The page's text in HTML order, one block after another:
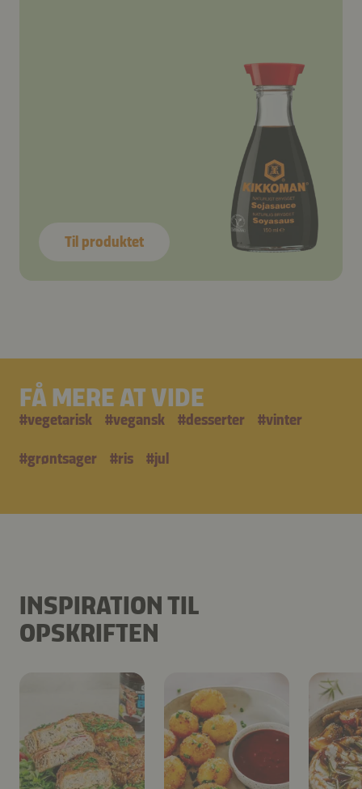
Til produktet
FÅ MERE AT VIDE
#vegetarisk #vegansk #desserter #vinter
#grøntsager #ris #jul
INSPIRATION TIL
OPSKRIFTEN